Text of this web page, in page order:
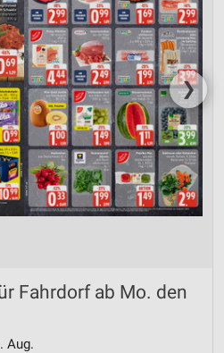
❯
Fahrdorf ab Mo. den
Aug.